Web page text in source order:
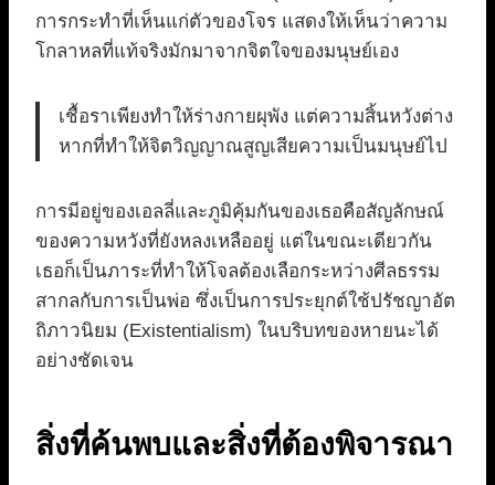
การกระทำที่เห็นแก่ตัวของโจร แสดงให้เห็นว่าความ
โกลาหลที่แท้จริงมักมาจากจิตใจของมนุษย์เอง
เชื้อราเพียงทำให้ร่างกายผุพัง แต่ความสิ้นหวังต่าง
หากที่ทำให้จิตวิญญาณสูญเสียความเป็นมนุษย์ไป
การมีอยู่ของเอลลี่และภูมิคุ้มกันของเธอคือสัญลักษณ์
ของความหวังที่ยังหลงเหลืออยู่ แต่ในขณะเดียวกัน
เธอก็เป็นภาระที่ทำให้โจลต้องเลือกระหว่างศีลธรรม
สากลกับการเป็นพ่อ ซึ่งเป็นการประยุกต์ใช้ปรัชญาอัต
ถิภาวนิยม (Existentialism) ในบริบทของหายนะได้
อย่างชัดเจน
สิ่งที่ค้นพบและสิ่งที่ต้องพิจารณา